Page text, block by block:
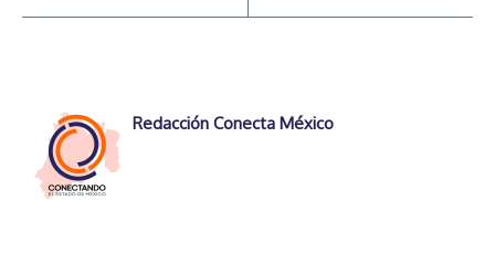
Redacción Conecta México